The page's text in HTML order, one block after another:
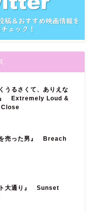
うるさくて、ありえな
』 Extremely Loud &
を売った男』 Breach
ト大通り』 Sunset